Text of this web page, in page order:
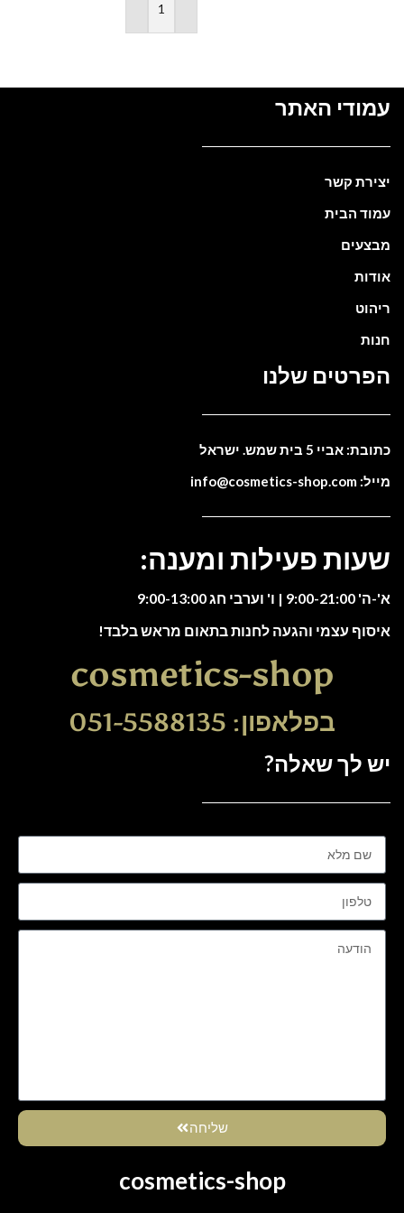
הוספה לסל
עמודי האתר
יצירת קשר
עמוד הבית
מבצעים
אודות
ריהוט
חנות
הפרטים שלנו
כתובת: אביי 5 בית שמש. ישראל
מייל: info@cosmetics-shop.com
שעות פעילות ומענה:
א'-ה' 9:00-21:00 | ו' וערבי חג 9:00-13:00
איסוף עצמי והגעה לחנות בתאום מראש בלבד!
cosmetics-shop
בפלאפון: 051-5588135
יש לך שאלה?
שליחה
cosmetics-shop